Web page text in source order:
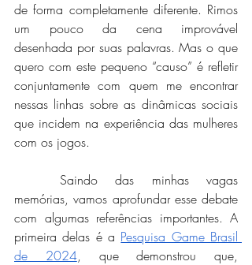
de forma completamente diferente. Rimos
um pouco da cena improvável
desenhada por suas palavras. Mas o que
quero com este pequeno “causo” é refletir
conjuntamente com quem me encontrar
nessas linhas sobre as dinâmicas sociais
que incidem na experiência das mulheres
com os jogos.
memórias, vamos aprofundar esse debate
com algumas referências importantes. A
primeira delas é a Pesquisa Game Brasil
de 2024, que demonstrou que,